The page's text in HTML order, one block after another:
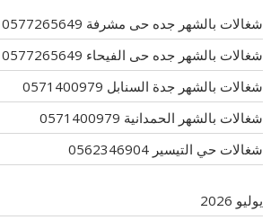
شغالات بالشهر جده حى مشرفة 0577265649
شغالات بالشهر جده حى الفيحاء 0577265649
شغالات بالشهر جدة السنابل 0571400979
شغالات بالشهر الحمدانية 0571400979
شغالات حي التيسير 0562346904
يوليو 2026